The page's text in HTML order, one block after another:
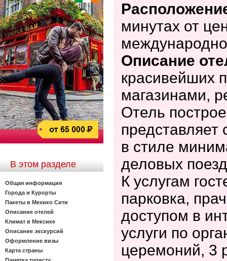
В этом разделе
Общая информация
Города и Курорты
Пакеты в Мехико Сити
Описание отелей
Климат в Мексике
Описание экскурсий
Оформление визы
Карта страны
минутах от
Описание
красивейших
магазинами,
Отель
в стиле
деловых
К услугам
парковка,
доступом в
услуги по
церемоний, 3